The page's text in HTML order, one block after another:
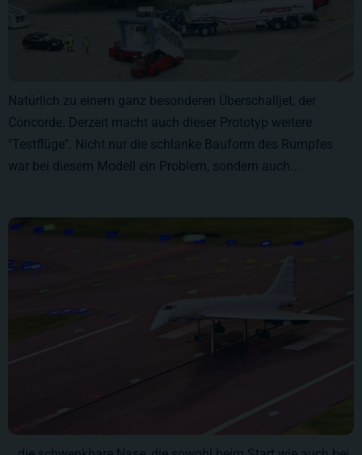
Natürlich zu einem ganz besonderen Überschalljet, der
Concorde. Derzeit macht auch dieser Prototyp weitere
"Testflüge". Nicht nur die schlanke Bauform des Rumpfes
war bei diesem Modell ein Problem, sondern auch...